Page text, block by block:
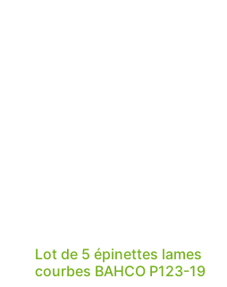
Lot de 5 épinettes lames
courbes BAHCO P123-19